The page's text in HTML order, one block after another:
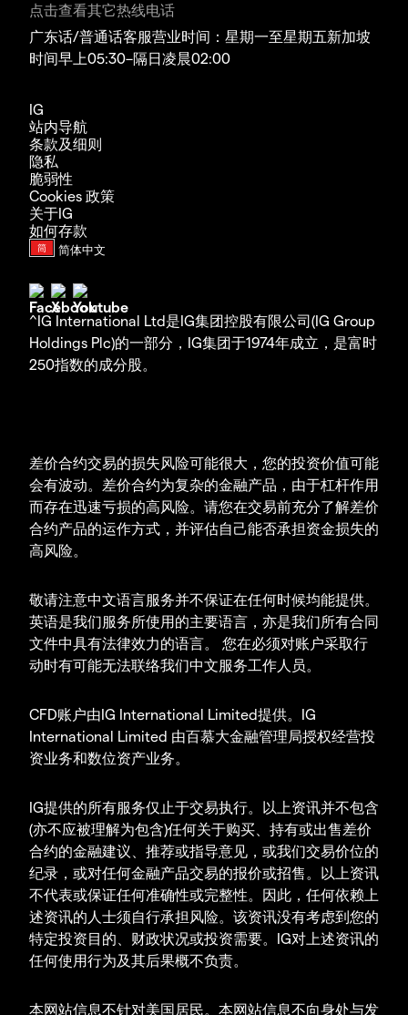
点击查看其它热线电话
广东话/普通话客服营业时间：星期一至星期五新加坡
时间早上05:30–隔日凌晨02:00
IG
站内导航
条款及细则
隐私
脆弱性
Cookies 政策
关于IG
如何存款
^IG International Ltd是IG集团控股有限公司(IG Group
Holdings Plc)的一部分，IG集团于1974年成立，是富时
250指数的成分股。
差价合约交易的损失风险可能很大，您的投资价值可能
会有波动。差价合约为复杂的金融产品，由于杠杆作用
而存在迅速亏损的高风险。请您在交易前充分了解差价
合约产品的运作方式，并评估自己能否承担资金损失的
高风险。
敬请注意中文语言服务并不保证在任何时候均能提供。
英语是我们服务所使用的主要语言，亦是我们所有合同
文件中具有法律效力的语言。 您在必须对账户采取行
动时有可能无法联络我们中文服务工作人员。
CFD账户由IG International Limited提供。IG
International Limited 由百慕大金融管理局授权经营投
资业务和数位资产业务。
IG提供的所有服务仅止于交易执行。以上资讯并不包含
(亦不应被理解为包含)任何关于购买、持有或出售差价
合约的金融建议、推荐或指导意见，或我们交易价位的
纪录，或对任何金融产品交易的报价或招售。以上资讯
不代表或保证任何准确性或完整性。因此，任何依赖上
述资讯的人士须自行承担风险。该资讯没有考虑到您的
特定投资目的、财政状况或投资需要。IG对上述资讯的
任何使用行为及其后果概不负责。
本网站信息不针对美国居民。本网站信息不向身处与发